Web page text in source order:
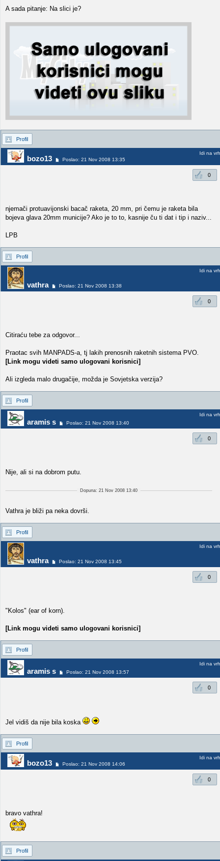
A sada pitanje: Na slici je?
Profil
bozo13 Poslao: 21 Nov 2008 13:35
Idi na vrh
0
njemači protuavijonski bacač raketa, 20 mm, pri čemu je raketa bila
bojeva glava 20mm municije? Ako je to to, kasnije ču ti dat i tip i naziv...
LPB
Profil
vathra Poslao: 21 Nov 2008 13:38
Idi na vrh
0
Citiraću tebe za odgovor...
Praotac svih MANPADS-a, tj lakih prenosnih raketnih sistema PVO.
[Link mogu videti samo ulogovani korisnici]
Ali izgleda malo drugačije, možda je Sovjetska verzija?
Profil
aramis s Poslao: 21 Nov 2008 13:40
Idi na vrh
0
Nije, ali si na dobrom putu.
Dopuna: 21 Nov 2008 13:40
Vathra je bliži pa neka dovrši.
Profil
vathra Poslao: 21 Nov 2008 13:45
Idi na vrh
0
"Kolos" (ear of korn).
[Link mogu videti samo ulogovani korisnici]
Profil
aramis s Poslao: 21 Nov 2008 13:57
Idi na vrh
0
Jel vidiš da nije bila koska
Profil
bozo13 Poslao: 21 Nov 2008 14:06
Idi na vrh
0
bravo vathra!
Profil